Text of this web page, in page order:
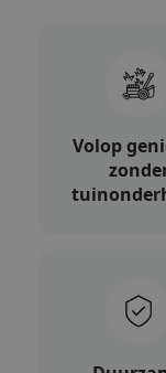
Volop